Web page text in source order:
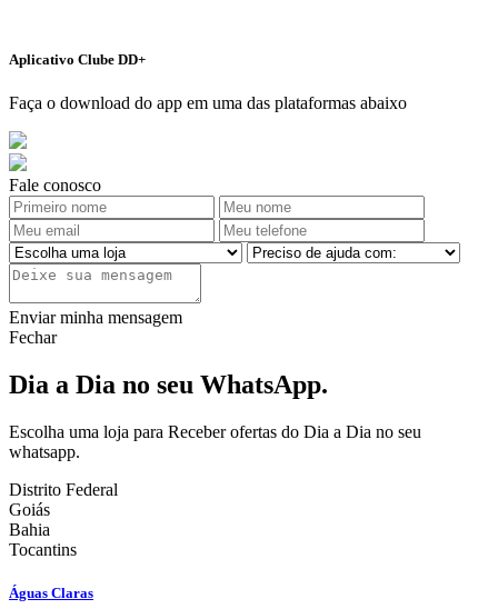
Aplicativo Clube DD+
Faça o download do app em uma das plataformas abaixo
Fale conosco
Enviar minha mensagem
Fechar
Dia a Dia no seu WhatsApp.
Escolha uma loja para Receber ofertas do Dia a Dia no seu
whatsapp.
Distrito Federal
Goiás
Bahia
Tocantins
Águas Claras